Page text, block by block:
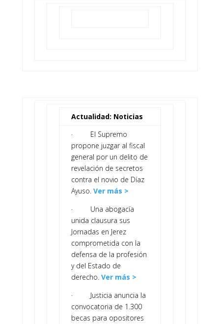
Actualidad: Noticias
· El Supremo
propone juzgar al fiscal
general por un delito de
revelación de secretos
contra el novio de Díaz
Ayuso. Ver más >
· Una abogacía
unida clausura sus
Jornadas en Jerez
comprometida con la
defensa de la profesión
y del Estado de
derecho. Ver más >
· Justicia anuncia la
convocatoria de 1.300
becas para opositores